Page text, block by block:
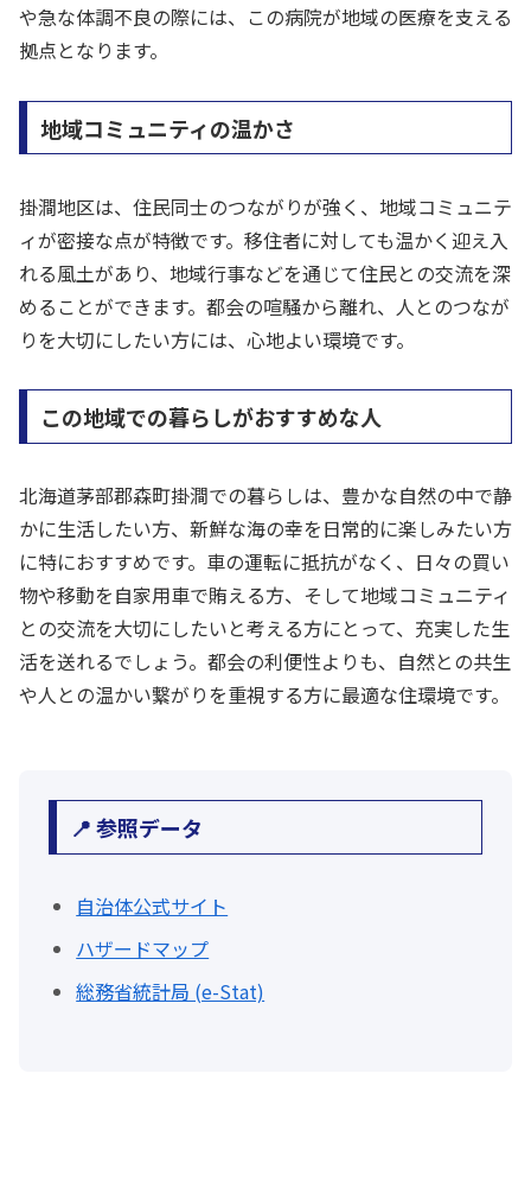
や急な体調不良の際には、この病院が地域の医療を支える
拠点となります。
地域コミュニティの温かさ
掛澗地区は、住民同士のつながりが強く、地域コミュニテ
ィが密接な点が特徴です。移住者に対しても温かく迎え入
れる風土があり、地域行事などを通じて住民との交流を深
めることができます。都会の喧騒から離れ、人とのつなが
りを大切にしたい方には、心地よい環境です。
この地域での暮らしがおすすめな人
北海道茅部郡森町掛澗での暮らしは、豊かな自然の中で静
かに生活したい方、新鮮な海の幸を日常的に楽しみたい方
に特におすすめです。車の運転に抵抗がなく、日々の買い
物や移動を自家用車で賄える方、そして地域コミュニティ
との交流を大切にしたいと考える方にとって、充実した生
活を送れるでしょう。都会の利便性よりも、自然との共生
や人との温かい繋がりを重視する方に最適な住環境です。
📍 参照データ
自治体公式サイト
ハザードマップ
総務省統計局 (e-Stat)